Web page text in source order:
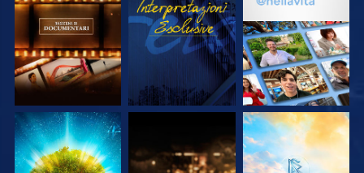
SERIE
ESPLORA LE
ESPLORA LE
ESPLORA LE